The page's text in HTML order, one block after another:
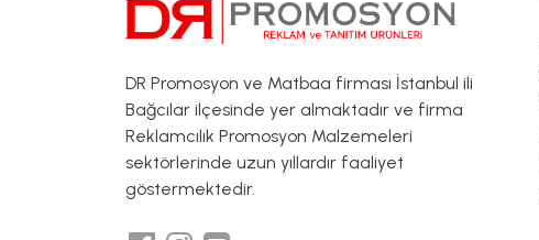
DR Promosyon ve Matbaa firması İstanbul ili
Bağcılar ilçesinde yer almaktadır ve firma
Reklamcılık Promosyon Malzemeleri
sektörlerinde uzun yıllardır faaliyet
göstermektedir.